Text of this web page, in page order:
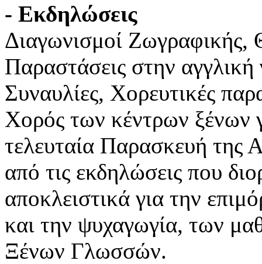
- Εκδηλώσεις
Διαγωνισμοί Ζωγραφικής,
Παραστάσεις στην
Συναυλίες, Χορευτικές
Χορός των κέντρων ξένων
τελευταία Παρασκευή της
από τις εκδηλώσεις που
αποκλειστικά για την
και την ψυχαγωγία, των
Ξένων Γλωσσών.